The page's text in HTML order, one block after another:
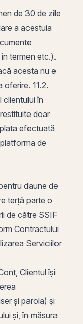
de 30 de zile
a acestuia
termen etc.).
acesta nu e
oferire. 11.2.
clientului în
doar
efectuată
de
daune de
terță parte o
de către SSIF
Contractului
Serviciilor
Clientul își
și parola) și
și, în măsura